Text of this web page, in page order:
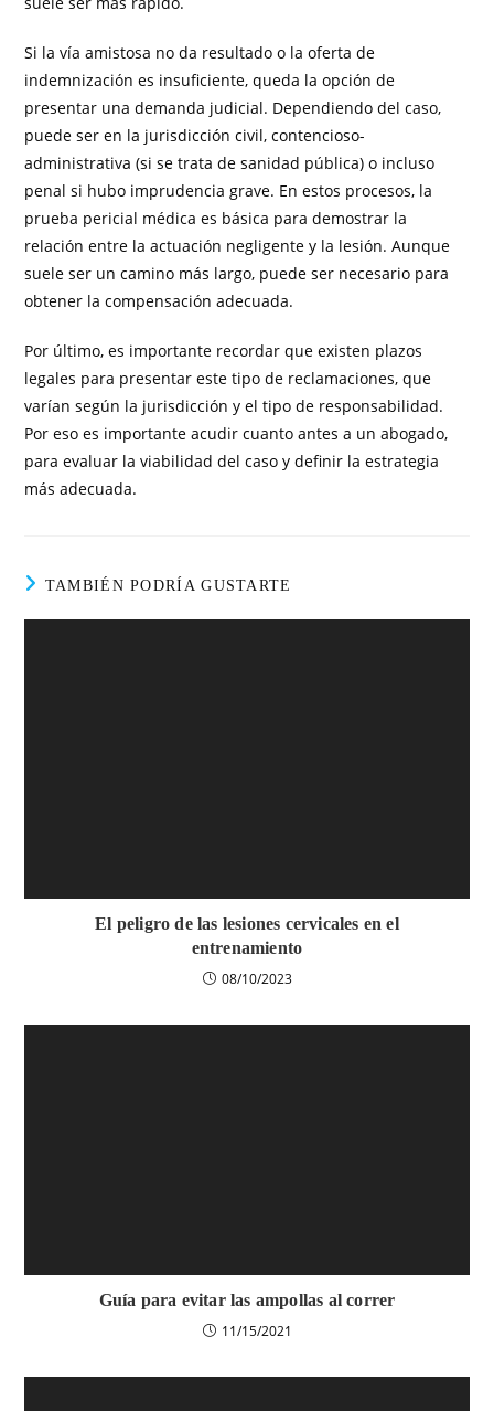
Si la vía amistosa no da resultado o la oferta de
indemnización es insuficiente, queda la opción de
presentar una demanda judicial. Dependiendo del caso,
puede ser en la jurisdicción civil, contencioso-
administrativa (si se trata de sanidad pública) o incluso
penal si hubo imprudencia grave. En estos procesos, la
prueba pericial médica es básica para demostrar la
relación entre la actuación negligente y la lesión. Aunque
suele ser un camino más largo, puede ser necesario para
obtener la compensación adecuada.
Por último, es importante recordar que existen plazos
legales para presentar este tipo de reclamaciones, que
varían según la jurisdicción y el tipo de responsabilidad.
Por eso es importante acudir cuanto antes a un abogado,
para evaluar la viabilidad del caso y definir la estrategia
más adecuada.
TAMBIÉN PODRÍA GUSTARTE
El peligro de las lesiones cervicales en el
entrenamiento
08/10/2023
Guía para evitar las ampollas al correr
11/15/2021